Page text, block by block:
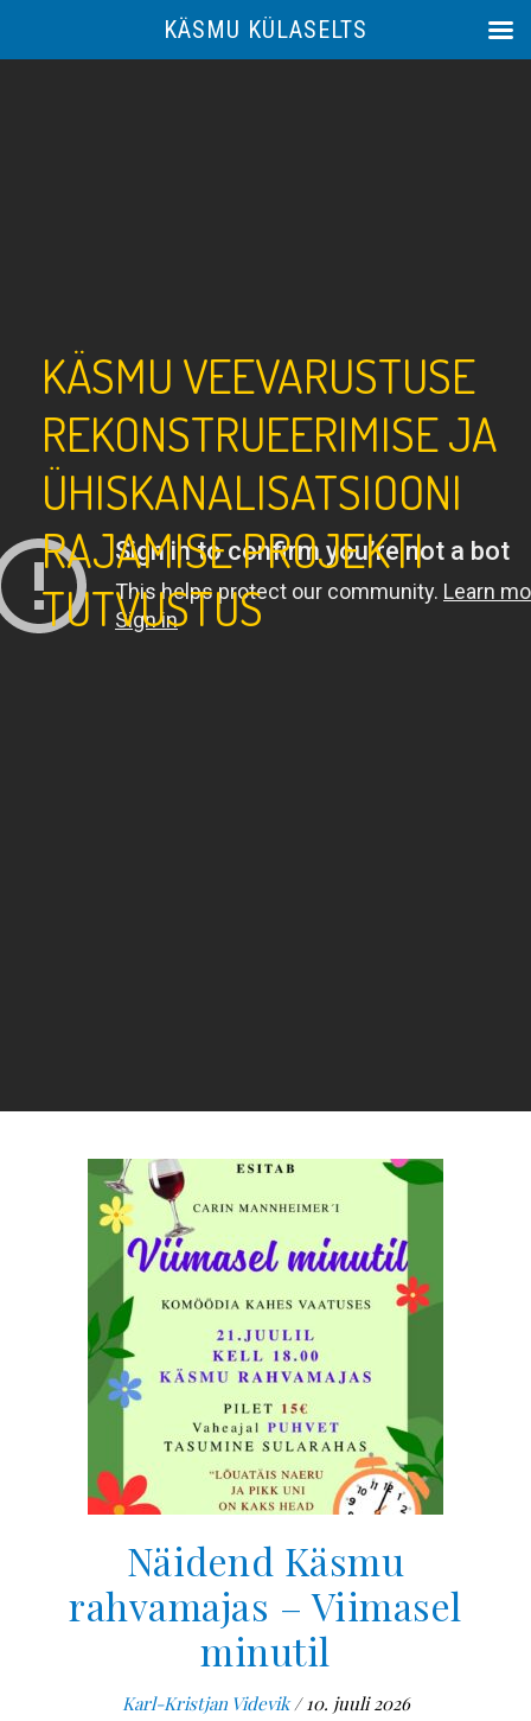
KÄSMU VEEVARUSTUSE
REKONSTRUEERIMISE JA
ÜHISKANALISATSIOONI
RAJAMISE PROJEKTI
TUTVUSTUS
Näidend Käsmu
rahvamajas – Viimasel
minutil
Karl-Kristjan Videvik / 10. juuli 2026
KÄSMU KÜLASELTS